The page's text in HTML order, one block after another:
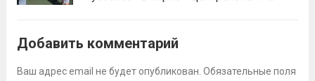
отличные результаты, подтверждая,...
спортивного комплекса «Готов к труду
и обороне» (ГТО)!Все желающие
Добавить комментарий
Ваш адрес email не будет опубликован. Обязательные поля